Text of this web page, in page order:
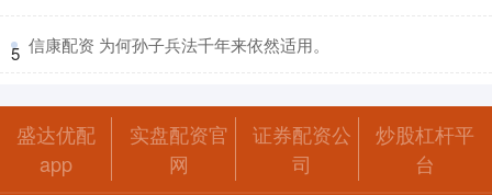
5 ​信康配资 为何孙子兵法千年来依然适用。
盛达优配
app
实盘配资官
网
证券配资公
司
炒股杠杆平
台